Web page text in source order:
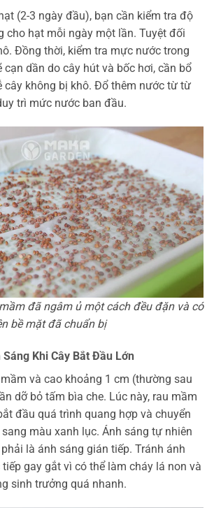
(2-3 ngày đầu), bạn cần kiểm tra độ
cho hạt mỗi ngày một lần. Tuyệt đối
Đồng thời, kiểm tra mực nước trong
cạn dần do cây hút và bốc hơi, cần bổ
cây không bị khô. Đổ thêm nước từ từ
trì mức nước ban đầu.
đã ngâm ủ một cách đều đặn và có
bề mặt đã chuẩn bị
Khi Cây Bắt Đầu Lớn
và cao khoảng 1 cm (thường sau
dỡ bỏ tấm bìa che. Lúc này, rau mầm
đầu quá trình quang hợp và chuyển
màu xanh lục. Ánh sáng tự nhiên
là ánh sáng gián tiếp. Tránh ánh
gay gắt vì có thể làm cháy lá non và
sinh trưởng quá nhanh.